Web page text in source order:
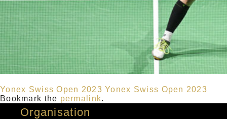
Yonex Swiss Open 2023 Yonex Swiss Open 2023
Bookmark the permalink.
Organisation